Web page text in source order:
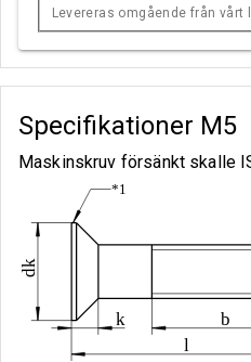
Levereras omgående från vårt
Specifikationer M5
Maskinskruv försänkt skalle